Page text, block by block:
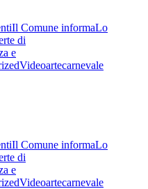
Il Comune informaLo
di
e
Videoartecarnevale
Il Comune informaLo
di
e
Videoartecarnevale